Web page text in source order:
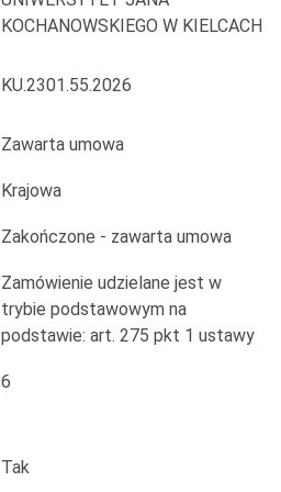
KOCHANOWSKIEGO W KIELCACH
KU.2301.55.2026
Zawarta umowa
Krajowa
Zakończone - zawarta umowa
Zamówienie udzielane jest w
trybie podstawowym na
podstawie: art. 275 pkt 1 ustawy
6
Tak